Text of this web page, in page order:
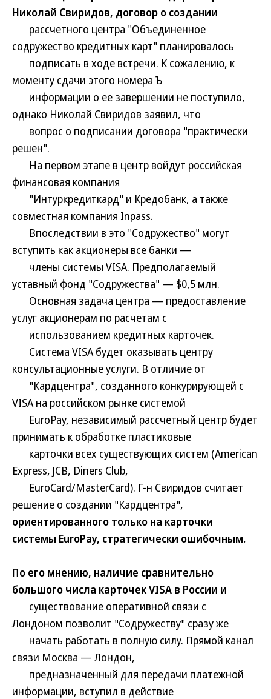
Николай Свиридов, договор о создании
рассчетного центра "Объединенное
содружество кредитных карт" планировалось
подписать в ходе встречи. К сожалению, к
моменту сдачи этого номера Ъ
информации о ее завершении не поступило,
однако Николай Свиридов заявил, что
вопрос о подписании договора "практически
решен".
На первом этапе в центр войдут российская
финансовая компания
"Интуркредиткард" и Кредобанк, а также
совместная компания Inpass.
Впоследствии в это "Содружество" могут
вступить как акционеры все банки —
члены системы VISA. Предполагаемый
уставный фонд "Содружества" — $0,5 млн.
Основная задача центра — предоставление
услуг акционерам по расчетам с
использованием кредитных карточек.
Система VISA будет оказывать центру
консультационные услуги. В отличие от
"Кардцентра", созданного конкурирующей с
VISA на российском рынке системой
EuroPay, независимый рассчетный центр будет
принимать к обработке пластиковые
карточки всех существующих систем (American
Express, JCB, Diners Club,
EuroCard/MasterCard). Г-н Свиридов считает
решение о создании "Кардцентра",
ориентированного только на карточки
системы EuroPay, стратегически ошибочным.
По его мнению, наличие сравнительно
большого числа карточек VISA в России и
существование оперативной связи с
Лондоном позволит "Содружеству" сразу же
начать работать в полную силу. Прямой канал
связи Москва — Лондон,
предназначенный для передачи платежной
информации, вступил в действие